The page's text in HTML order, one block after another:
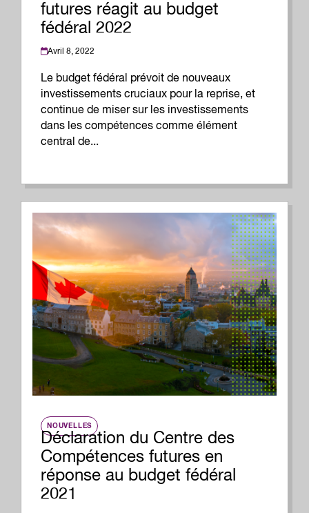
futures réagit au budget
fédéral 2022
Avril 8, 2022
Le budget fédéral prévoit de nouveaux
investissements cruciaux pour la reprise, et
continue de miser sur les investissements
dans les compétences comme élément
central de...
NOUVELLES
Déclaration du Centre des
Compétences futures en
réponse au budget fédéral
2021